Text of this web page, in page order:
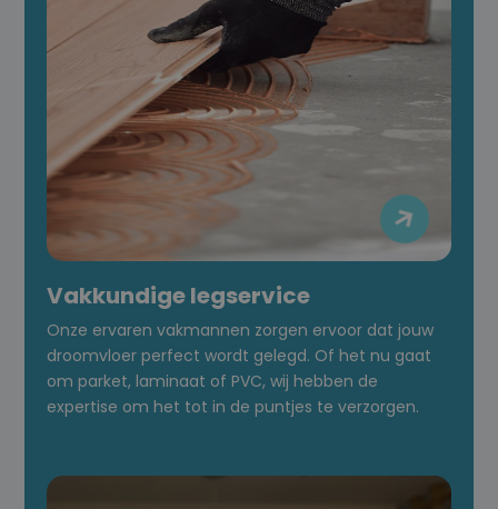

Vakkundige legservice
Onze ervaren vakmannen zorgen ervoor dat jouw
droomvloer perfect wordt gelegd. Of het nu gaat
om parket, laminaat of PVC, wij hebben de
expertise om het tot in de puntjes te verzorgen.